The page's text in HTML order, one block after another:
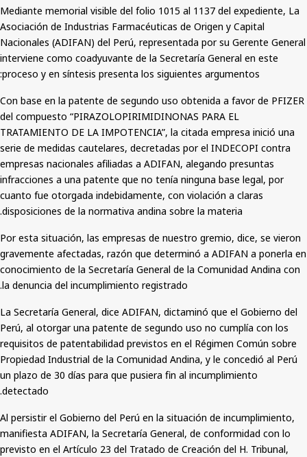
Mediante memorial visible del folio 1015 al 1137 del expediente, La
Asociación de Industrias Farmacéuticas de Origen y Capital
Nacionales (ADIFAN) del Perú, representada por su Gerente General
interviene como coadyuvante de la Secretaría General en este
proceso y en síntesis presenta los siguientes argumentos:
Con base en la patente de segundo uso obtenida a favor de PFIZER
del compuesto “PIRAZOLOPIRIMIDINONAS PARA EL
TRATAMIENTO DE LA IMPOTENCIA”, la citada empresa inició una
serie de medidas cautelares, decretadas por el INDECOPI contra
empresas nacionales afiliadas a ADIFAN, alegando presuntas
infracciones a una patente que no tenía ninguna base legal, por
cuanto fue otorgada indebidamente, con violación a claras
disposiciones de la normativa andina sobre la materia.
Por esta situación, las empresas de nuestro gremio, dice, se vieron
gravemente afectadas, razón que determinó a ADIFAN a ponerla en
conocimiento de la Secretaría General de la Comunidad Andina con
la denuncia del incumplimiento registrado.
La Secretaría General, dice ADIFAN, dictaminó que el Gobierno del
Perú, al otorgar una patente de segundo uso no cumplía con los
requisitos de patentabilidad previstos en el Régimen Común sobre
Propiedad Industrial de la Comunidad Andina, y le concedió al Perú
un plazo de 30 días para que pusiera fin al incumplimiento
detectado.
Al persistir el Gobierno del Perú en la situación de incumplimiento,
manifiesta ADIFAN, la Secretaría General, de conformidad con lo
previsto en el Artículo 23 del Tratado de Creación del H. Tribunal,